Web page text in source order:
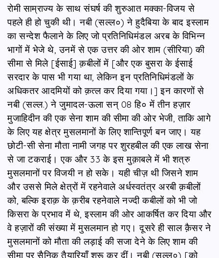
रोमी साम्राज्य के साथ संघर्ष की शुरुआत मक्का-विजय से
पहले ही हो चुकी थी। नबी (सल्ल०) ने हुदैबिया के बाद इस्लाम
का सन्देश फैलाने के लिए जो प्रतिनिधिमंडल अरब के विभिन्न
भागों में भेजे थे, उनमें से एक उत्तर की ओर शाम (सीरिया) की
सीमा से मिले [ईसाई] क़बीलों में [और एक बुसरा के ईसाई
सरदार के पास भी गया था, लेकिन इन प्रतिनिधिमंडलों के
अधिकतर आदमियों को क़त्ल कर दिया गया।] इन कारणों से
नबी (सल्ल.) ने जुमादल-ऊला सन् 08 हि० में तीन हज़ार
मुजाहिदीन की एक सेना शाम की सीमा की ओर भेजी, ताकि आगे
के लिए यह क्षेत्र मुसलमानों के लिए शान्तिपूर्ण बन जाए। यह
छोटी-सी सेना मौता नामी जगह पर शुरहबील की एक लाख सेना
से जा टकराई। एक और 33 के इस मुक़ाबले में भी शत्रु
मुसलमानों पर विजयी न हो सके। यही चीज़ थी जिसने शाम
और उससे मिले क्षेत्रों में रहनेवाले अर्धस्वतंत्र अरबी क़बीलों
को, बल्कि इराक़ के क़रीब रहनेवाले नज्दी कबीलों को भी जो
किसरा के प्रभाव में थे, इस्लाम की ओर आकर्षित कर दिया और
वे हज़ारों की संख्या में मुसलमान हो गए। दूसरे ही साल क़ैसर ने
मुसलमानों को मौता की लड़ाई की सजा देने के लिए शाम की
सीमा पर सैनिक तैयारियाँ शुरू कर दीं। नबी (सल्ल०) [को